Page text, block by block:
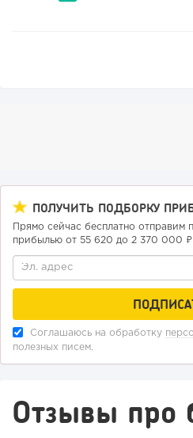
Франшиза кафе: рейтинг
открытия заведения
ПОЛУЧИТЬ ПОДБОРКУ
Прямо сейчас бесплатно
прибылью от 55 620 до 2 370 000 ₽
Соглашаюсь на обработку
полезных писем.
Отзывы про